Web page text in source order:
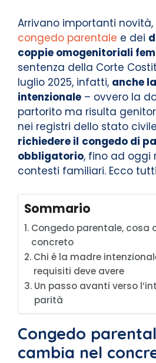
Arrivano importanti
congedo parentale e dei
coppie omogenitoriali
sentenza della Corte
luglio 2025, infatti, anche
intenzionale – ovvero la
partorito ma risulta
nei registri dello stato
richiedere il congedo di
obbligatorio, fino ad oggi
contesti familiari. Ecco
Sommario
Congedo parentale, cosa
concreto
Chi è la madre
requisiti deve avere
Un passo avanti verso
parità
Congedo
cambia nel